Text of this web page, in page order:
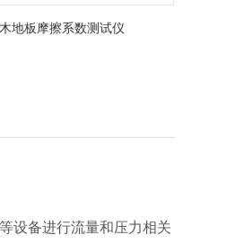
地板摩擦系数测试仪
设备进行流量和压力相关